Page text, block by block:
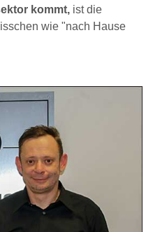
kommt, ist die
wie "nach Hause